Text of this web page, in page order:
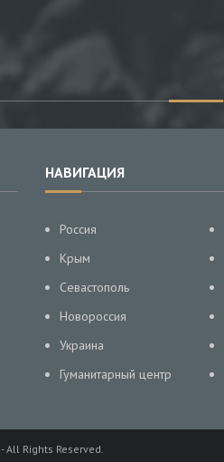
НАВИГАЦИЯ
Россия
Крым
Севастополь
Новороссия
Украина
Гуманитарный центр
- All Rights Reserved.